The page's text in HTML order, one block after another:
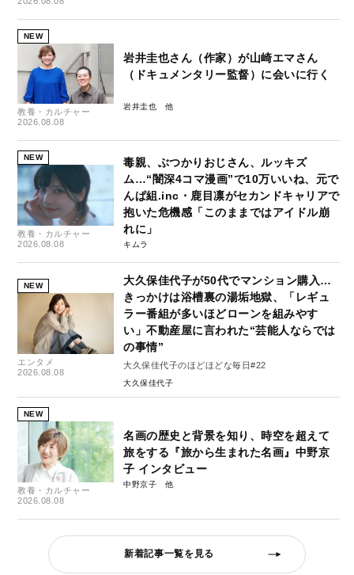
NEW
教養・カルチャー
2026.08.08
岩井圭也さん（作家）が山崎エマさん
（ドキュメンタリー監督）に会いに行く
岩井圭也
NEW
教養・カルチャー
2026.08.08
毒親、ぶつかりおじさん、ルッキズ
ム…“闇深4コマ漫画”で10万いいね、元で
んぱ組.inc・鹿目凛がセカンドキャリアで
抱いた危機感「このままではアイドル崩
れに」
キムラ
NEW
エンタメ
2026.08.08
大久保佳代子が50代でマンション購入…
きっかけは浴槽裏の湯垢地獄、「レギュ
ラー番組が多いほどローンを組みやす
い」不動産屋に言われた“芸能人ならでは
の事情”
大久保佳代子のほどほどな毎日#22
大久保佳代子
NEW
教養・カルチャー
2026.08.08
名画の歴史と背景を知り、時空を超えて
旅をする『旅から生まれた名画』中野京
子 インタビュー
中野京子
新着記事一覧を見る